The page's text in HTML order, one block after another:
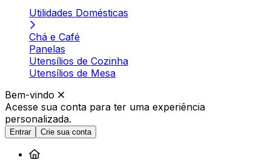
Utilidades Domésticas
Chá e Café
Panelas
Utensílios de Cozinha
Utensílios de Mesa
Bem-vindo
Acesse sua conta para ter uma experiência
personalizada.
Entrar Crie sua conta